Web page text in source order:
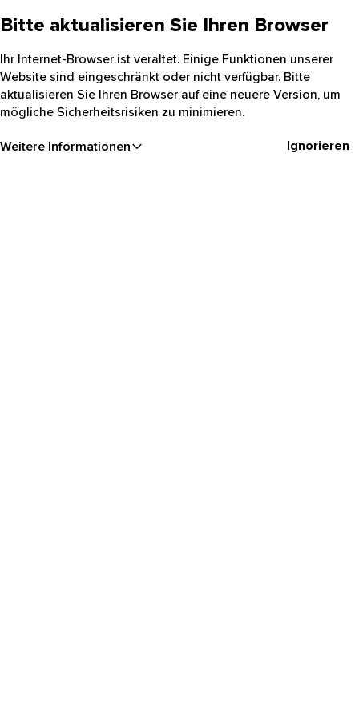
Bitte aktualisieren Sie Ihren Browser
Ihr Internet-Browser ist veraltet. Einige Funktionen unserer
Website sind eingeschränkt oder nicht verfügbar. Bitte
aktualisieren Sie Ihren Browser auf eine neuere Version, um
mögliche Sicherheitsrisiken zu minimieren.
Weitere Informationen Ignorieren